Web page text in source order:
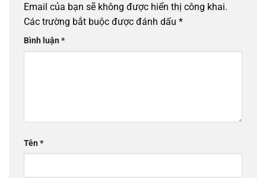
Email của bạn sẽ không được hiển thị công khai.
Các trường bắt buộc được đánh dấu *
Bình luận*
Tên*